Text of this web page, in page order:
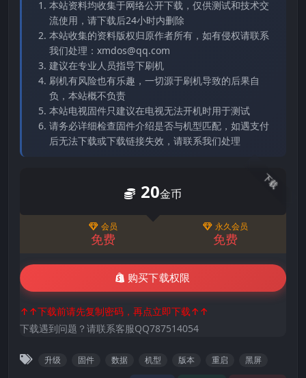
本站资料均收集于网络公开下载，仅供测试和技术交
流使用，请下载后24小时内删除
本站收集的资料版权归原作者所有，如有侵权请联系
我们处理：xmdos@qq.com
建议在专业人员指导下刷机
刷机有风险也有乐趣，一切源于刷机导致的后果自
负，本站概不负责
本站电视固件只建议在电视无法开机时用于测试
请务必详细检查固件介绍是否与机型匹配，如遇支付
后无法下载或下载链接失效，请联系我们处理
下载
20金币
会员
免费
永久会员
免费
购买下载权限
↑↑下载前请先复制密码，再点立即下载↑↑
下载遇到问题？请联系客服QQ787514054
升级 固件 数据 机型 版本 重启 黑屏